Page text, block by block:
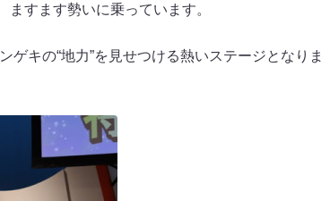
すます勢いに乗っています。
キの“地力”を見せつける熱いステージとなりま